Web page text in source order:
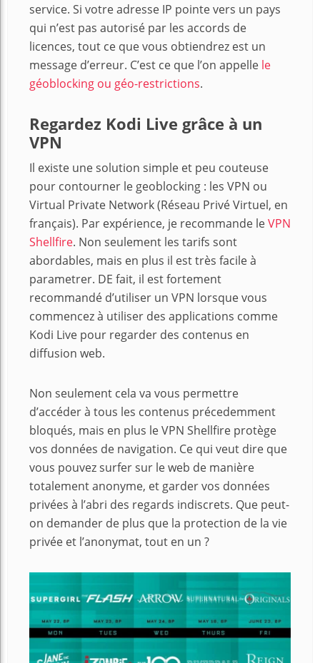
service. Si votre adresse IP pointe vers un pays
qui n’est pas autorisé par les accords de
licences, tout ce que vous obtiendrez est un
message d’erreur. C’est ce que l’on appelle le
géoblocking ou géo-restrictions.
Regardez Kodi Live grâce à un
VPN
Il existe une solution simple et peu couteuse
pour contourner le geoblocking : les VPN ou
Virtual Private Network (Réseau Privé Virtuel, en
français). Par expérience, je recommande leVPN
Shellfire. Non seulement les tarifs sont
abordables, mais en plus il est très facile à
parametrer. DE fait, il est fortement
recommandé d’utiliser un VPN lorsque vous
commencez à utiliser des applications comme
Kodi Live pour regarder des contenus en
diffusion web.
Non seulement cela va vous permettre
d’accéder à tous les contenus précedemment
bloqués, mais en plus le VPN Shellfire protège
vos données de navigation. Ce qui veut dire que
vous pouvez surfer sur le web de manière
totalement anonyme, et garder vos données
privées à l’abri des regards indiscrets. Que peut-
on demander de plus que la protection de la vie
privée et l’anonymat, tout en un ?